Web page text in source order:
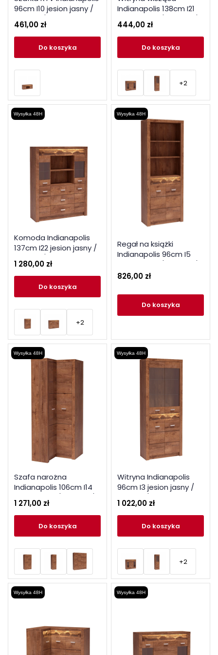
96cm I10 jesion jasny /
ciemny / kraft biały
461,00 zł
do koszyka
Indianapolis 138cm I21
jesion jasny / ciemny /
kraft biały
444,00 zł
do koszyka
+2
Wysyłka 48H
Komoda Indianapolis
137cm I22 jesion jasny /
ciemny / kraft biały
1 280,00 zł
do koszyka
+2
Wysyłka 48H
Regał na książki
Indianapolis 96cm I5
jesion jasny / ciemny /
kraft biały
826,00 zł
do koszyka
Wysyłka 48H
Szafa narożna
Indianapolis 106cm I14
jesion jasny / ciemny /
kraft biały
1 271,00 zł
do koszyka
Wysyłka 48H
Witryna Indianapolis
96cm I3 jesion jasny /
ciemny / kraft biały
1 022,00 zł
do koszyka
+2
Wysyłka 48H Wysyłka 48H